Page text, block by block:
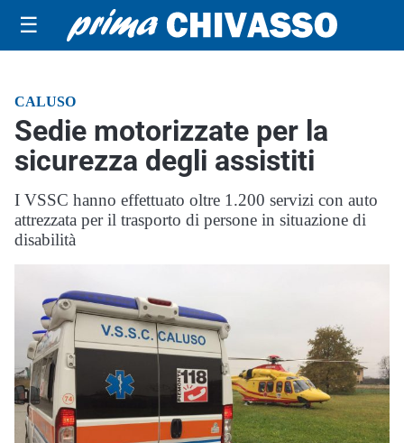
☰
CALUSO
Sedie motorizzate per la
sicurezza degli assistiti
I VSSC hanno effettuato oltre 1.200 servizi con auto
attrezzata per il trasporto di persone in situazione di
disabilità